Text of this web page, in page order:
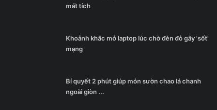
mất tích
Khoảnh khắc mở laptop lúc chờ đèn đỏ gây 'sốt'
mạng
Bí quyết 2 phút giúp món sườn chao lá chanh
ngoài giòn ...